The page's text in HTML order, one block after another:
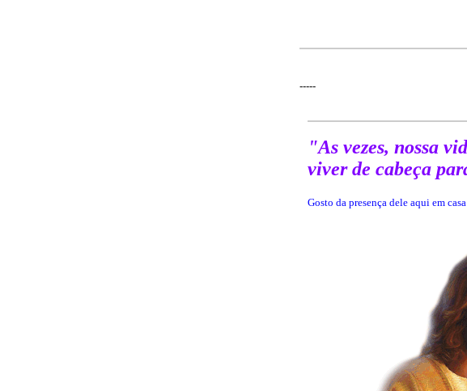
-----
"As vezes, nossa
viver de cabeça
Gosto da presença dele aqui em